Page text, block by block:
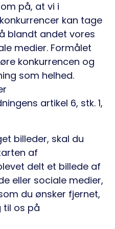
på, at vi i
kan tage
blandt andet vores
medier. Formålet
konkurrencen og
som helhed.
artikel 6, stk. 1,
billeder, skal du
af
delt et billede af
eller sociale medier,
du ønsker fjernet,
til os på